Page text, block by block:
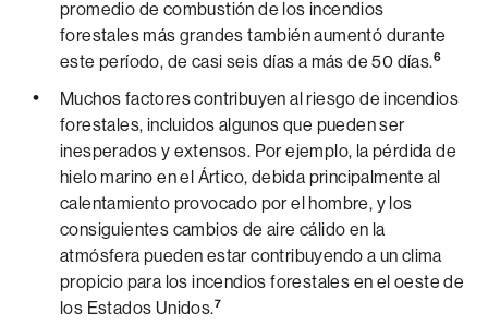
promedio de combustión de los incendios
forestales más grandes también aumentó durante
este período, de casi seis días a más de 50 días.6
Muchos factores contribuyen al riesgo de incendios
forestales, incluidos algunos que pueden ser
inesperados y extensos. Por ejemplo, la pérdida de
hielo marino en el Ártico, debida principalmente al
calentamiento provocado por el hombre, y los
consiguientes cambios de aire cálido en la
atmósfera pueden estar contribuyendo a un clima
propicio para los incendios forestales en el oeste de
los Estados Unidos.7